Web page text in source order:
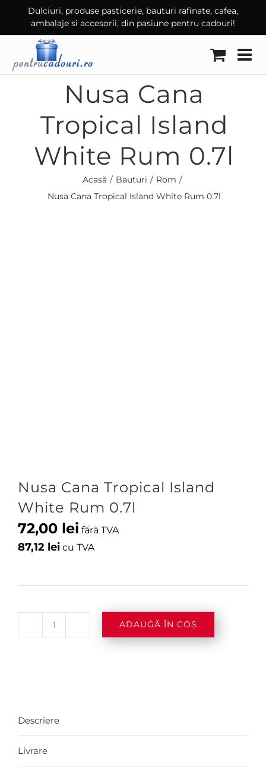
Dulciuri, produse pasticerie, bauturi rafinate, cafea,
ambalaje si accesorii, din pasiune pentru cadouri!
Nusa Cana
Tropical Island
White Rum 0.7l
Acasă Bauturi
Rom
Nusa Cana Tropical Island White Rum 0.7l
Nusa Cana Tropical Island
White Rum 0.7l
72,00 lei fără TVA
87,12 lei cu TVA
White
Rum
ADAUGĂ ÎN COȘ
Descriere
Livrare